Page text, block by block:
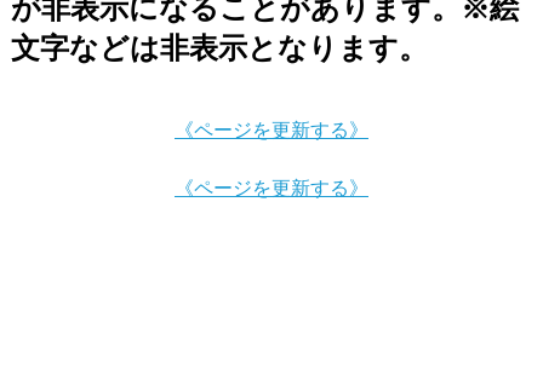
が非表示になることがあります。※絵
文字などは非表示となります。
《ページを更新する》
《ページを更新する》